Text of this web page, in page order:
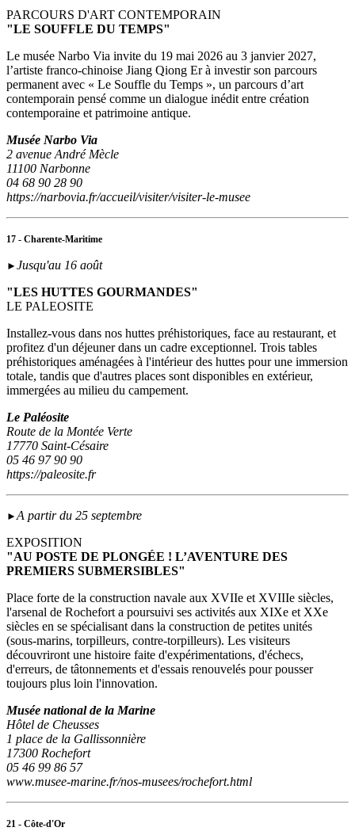
PARCOURS D'ART CONTEMPORAIN
"LE SOUFFLE DU TEMPS"
Le musée Narbo Via invite du 19 mai 2026 au 3 janvier 2027,
l’artiste franco-chinoise Jiang Qiong Er à investir son parcours
permanent avec « Le Souffle du Temps », un parcours d’art
contemporain pensé comme un dialogue inédit entre création
contemporaine et patrimoine antique.
Musée Narbo Via
2 avenue André Mècle
11100 Narbonne
04 68 90 28 90
https://narbovia.fr/accueil/visiter/visiter-le-musee
17 - Charente-Maritime
► Jusqu'au 16 août
"LES HUTTES GOURMANDES"
LE PALEOSITE
Installez-vous dans nos huttes préhistoriques, face au restaurant, et
profitez d'un déjeuner dans un cadre exceptionnel. Trois tables
préhistoriques aménagées à l'intérieur des huttes pour une immersion
totale, tandis que d'autres places sont disponibles en extérieur,
immergées au milieu du campement.
Le Paléosite
Route de la Montée Verte
17770 Saint-Césaire
05 46 97 90 90
https://paleosite.fr
►A partir du 25 septembre
EXPOSITION
"AU POSTE DE PLONGÉE ! L’AVENTURE DES
PREMIERS SUBMERSIBLES"
Place forte de la construction navale aux XVIIe et XVIIIe siècles,
l'arsenal de Rochefort a poursuivi ses activités aux XIXe et XXe
siècles en se spécialisant dans la construction de petites unités
(sous‑marins, torpilleurs, contre-torpilleurs). Les visiteurs
découvriront une histoire faite d'expérimentations, d'échecs,
d'erreurs, de tâtonnements et d'essais renouvelés pour pousser
toujours plus loin l'innovation.
Musée national de la Marine
Hôtel de Cheusses
1 place de la Gallissonnière
17300 Rochefort
05 46 99 86 57
www.musee-marine.fr/nos-musees/rochefort.html
21 - Côte-d'Or